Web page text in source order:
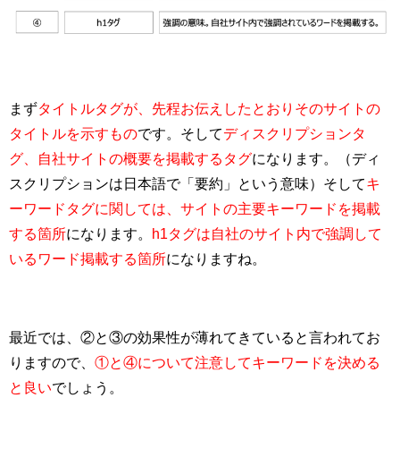
まずタイトルタグが、先程お伝えしたとおりそのサイトの
タイトルを示すものです。そしてディスクリプションタ
グ、自社サイトの概要を掲載するタグになります。（ディ
スクリプションは日本語で「要約」という意味）そしてキ
ーワードタグに関しては、サイトの主要キーワードを掲載
する箇所になります。
h1タグは自社のサイト内で強調して
いるワード掲載する箇所になりますね。
最近では、②と③の効果性が薄れてきていると言われてお
りますので、 ①と④について注意してキーワードを決める
と良いでしょう。